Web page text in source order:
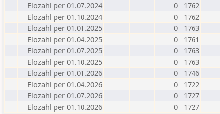
Elozahl per 01.07.2024
0
1762
Elozahl per 01.10.2024
0
1762
Elozahl per 01.01.2025
0
1763
Elozahl per 01.04.2025
0
1761
Elozahl per 01.07.2025
0
1763
Elozahl per 01.10.2025
0
1763
Elozahl per 01.01.2026
0
1746
Elozahl per 01.04.2026
0
1722
Elozahl per 01.07.2026
0
1727
Elozahl per 01.10.2026
0 1727